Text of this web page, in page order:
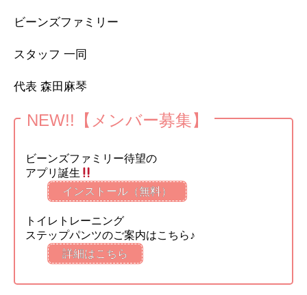
ビーンズファミリー
スタッフ 一同
代表 森田麻琴
NEW!!【メンバー募集】
ビーンズファミリー待望の
アプリ誕生
インストール（無料）
トイレトレーニング
ステップパンツのご案内はこちら♪
詳細はこちら